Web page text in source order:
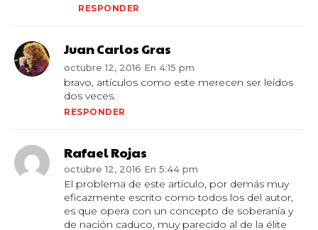
RESPONDER
Juan Carlos Gras
octubre 12, 2016 En 4:15 pm
bravo, artículos como este merecen ser leídos
dos veces.
RESPONDER
Rafael Rojas
octubre 12, 2016 En 5:44 pm
El problema de este artículo, por demás muy
eficazmente escrito como todos los del autor,
es que opera con un concepto de soberanía y
de nación caduco, muy parecido al de la élite